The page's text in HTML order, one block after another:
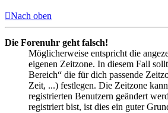
Nach oben
Die Forenuhr geht falsch!
Möglicherweise entspricht die
eigenen Zeitzone. In diesem Fall
Bereich“ die für dich passende
Zeit, ...) festlegen. Die Zeitzone
registrierten Benutzern geändert
registriert bist, ist dies ein guter